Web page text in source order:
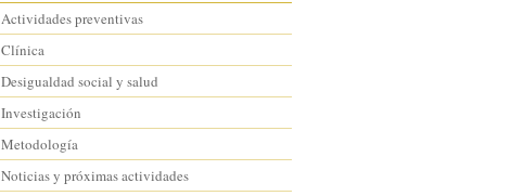
Actividades preventivas
Clínica
Desigualdad social y salud
Investigación
Metodología
Noticias y próximas actividades